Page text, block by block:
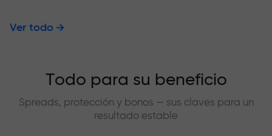
Ver todo
Todo para su beneficio
Spreads, protección y bonos — sus claves para un
resultado estable